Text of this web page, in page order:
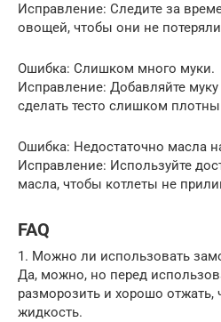
Исправление: Следите за
овощей, чтобы они не
Ошибка: Слишком много муки.
Исправление: Добавляйте
сделать тесто слишком
Ошибка: Недостаточно масла
Исправление: Используйте
масла, чтобы котлеты не
FAQ
1. Можно ли использовать
Да, можно, но перед
разморозить и хорошо
жидкость.